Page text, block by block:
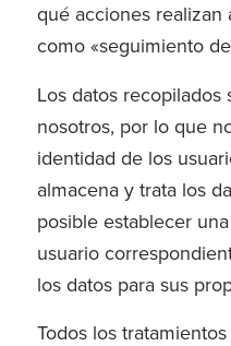
qué acciones realizan
como «seguimiento
Los datos recopilados
nosotros, por lo que
identidad de los
almacena y trata los
posible establecer
usuario
los datos para sus
Todos los